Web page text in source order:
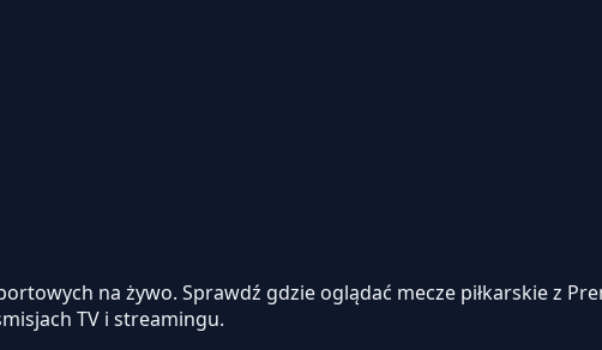
na żywo. Sprawdź gdzie oglądać mecze piłkarskie z
TV i streamingu.